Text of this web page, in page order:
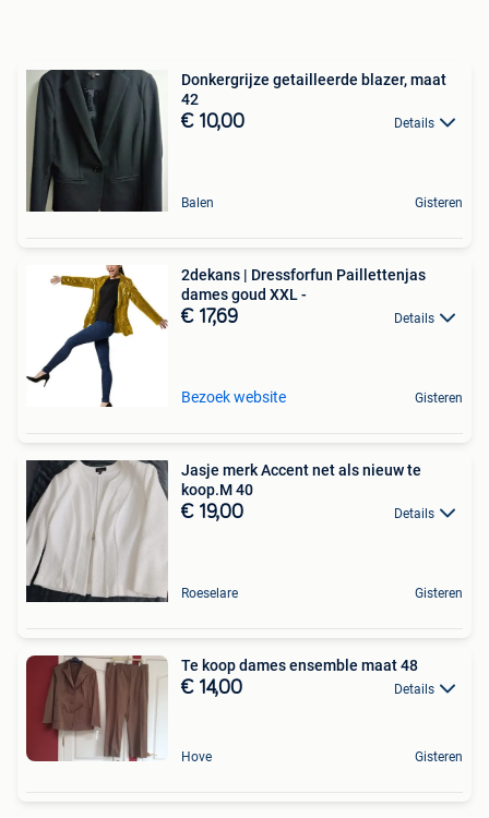
Donkergrijze getailleerde blazer, maat
42
€ 10,00 Details
Balen Gisteren
2dekans | Dressforfun Paillettenjas
dames goud XXL -
€ 17,69 Details
Bezoek website Gisteren
Jasje merk Accent net als nieuw te
koop.M 40
€ 19,00 Details
Roeselare Gisteren
Te koop dames ensemble maat 48
€ 14,00 Details
Hove Gisteren